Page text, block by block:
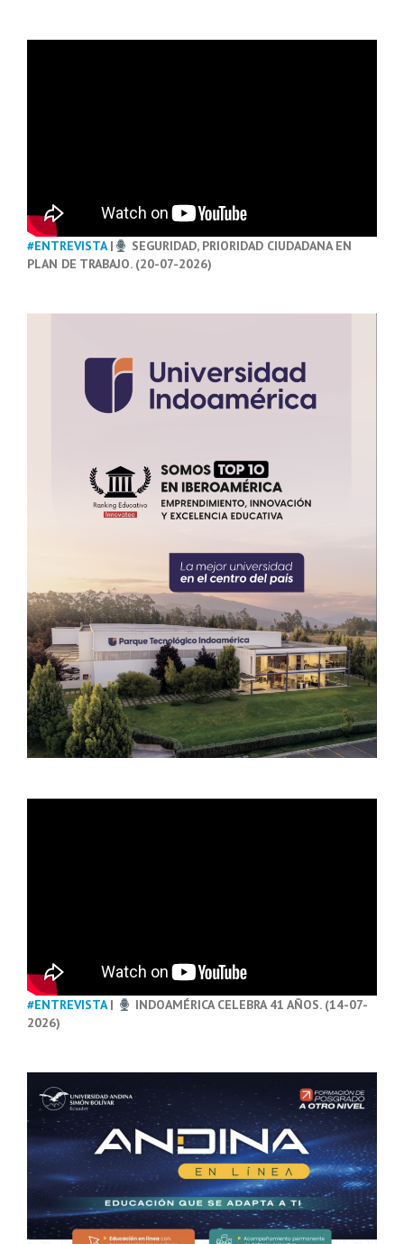
#ENTREVISTA|
SEGURIDAD, PRIORIDAD CIUDADANA EN
PLAN DE TRABAJO. (20-07-2026)
#ENTREVISTA|
INDOAMÉRICA CELEBRA 41 AÑOS. (14-07-
2026)